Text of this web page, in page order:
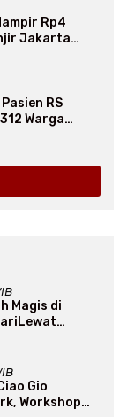
Rp4
Jakarta
RS
Warga
Magis di
Gio
Workshop